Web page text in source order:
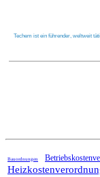
Techem ist ein führender, weltweit
Bauordnungen